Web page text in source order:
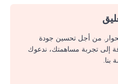
من أجل تحسين جودة
إلى تجربة مساهمتك، ندعوك
بنا.